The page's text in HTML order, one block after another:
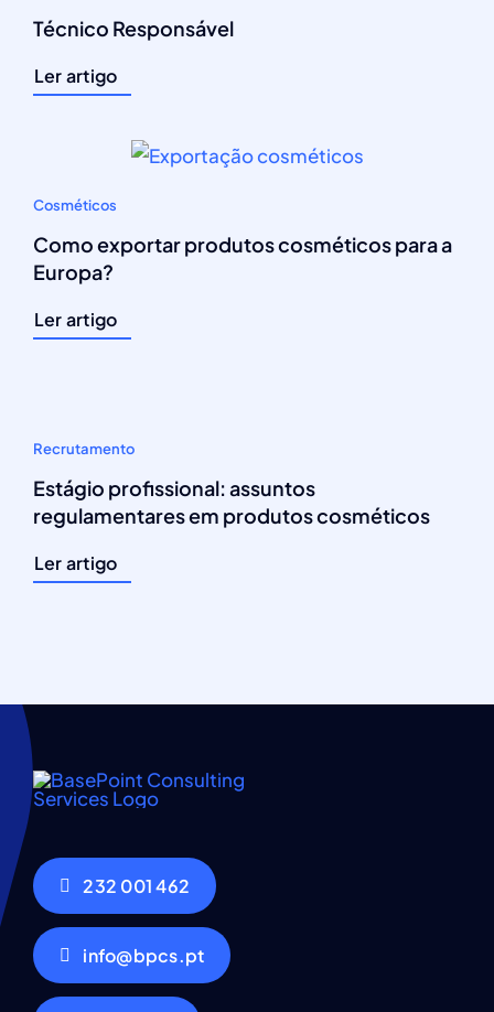
Técnico Responsável
Ler artigo
Cosméticos
Como exportar produtos cosméticos para a
Europa?
Ler artigo
Recrutamento
Estágio profissional: assuntos
regulamentares em produtos cosméticos
Ler artigo
232 001 462
info@bpcs.pt